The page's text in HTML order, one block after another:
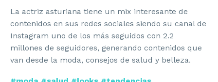
La actriz asturiana tiene un mix interesante de
contenidos en sus redes sociales siendo su canal de
Instagram uno de los más seguidos con 2.2
millones de seguidores, generando contenidos que
van desde la moda, consejos de salud y belleza.